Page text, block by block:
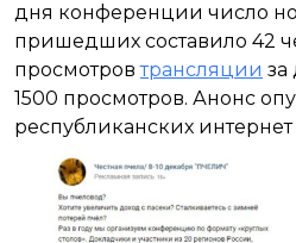
дня конференции число
пришедших составило 42
просмотровтрансляции за
1500 просмотров. Анонс
республиканских